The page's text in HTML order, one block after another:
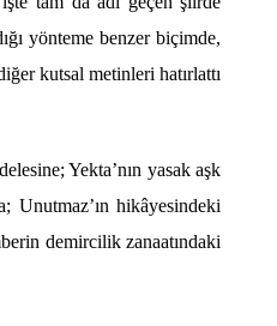
yönteme benzer biçimde,
kutsal metinlerihatırlattı
Yekta’nın yasak aşk
Unutmaz’ın hikâyesindeki
demircilik zanaatındaki